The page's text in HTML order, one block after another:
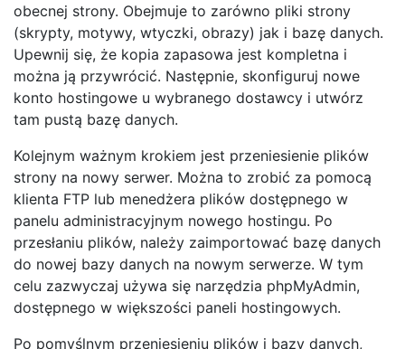
obecnej strony. Obejmuje to zarówno pliki strony
(skrypty, motywy, wtyczki, obrazy) jak i bazę danych.
Upewnij się, że kopia zapasowa jest kompletna i
można ją przywrócić. Następnie, skonfiguruj nowe
konto hostingowe u wybranego dostawcy i utwórz
tam pustą bazę danych.
Kolejnym ważnym krokiem jest przeniesienie plików
strony na nowy serwer. Można to zrobić za pomocą
klienta FTP lub menedżera plików dostępnego w
panelu administracyjnym nowego hostingu. Po
przesłaniu plików, należy zaimportować bazę danych
do nowej bazy danych na nowym serwerze. W tym
celu zazwyczaj używa się narzędzia phpMyAdmin,
dostępnego w większości paneli hostingowych.
Po pomyślnym przeniesieniu plików i bazy danych,